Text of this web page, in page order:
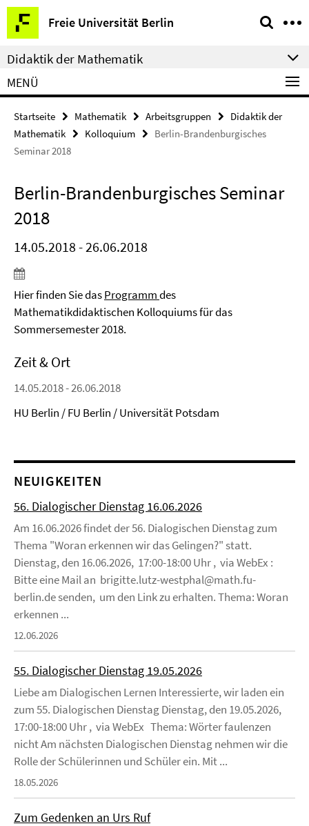
Springe
direkt
zu
Inhalt
Freie Universität Berlin
Service-
Navigation
Didaktik der Mathematik
MENÜ
Startseite Mathematik Arbeitsgruppen
Didaktik der
Mathematik
Kolloquium
Berlin-Brandenburgisches
Seminar 2018
Berlin-Brandenburgisches Seminar
2018
14.05.2018 - 26.06.2018
Hier finden Sie dasProgrammdes
Mathematikdidaktischen Kolloquiums für das
Sommersemester 2018.
Zeit & Ort
14.05.2018 - 26.06.2018
HU Berlin / FU Berlin / Universität Potsdam
NEUIGKEITEN
56. Dialogischer Dienstag 16.06.2026
Am 16.06.2026 findet der 56. Dialogischen Dienstag zum
Thema "Woran erkennen wir das Gelingen?" statt.
Dienstag, den 16.06.2026, 17:00-18:00 Uhr , via WebEx :
Bitte eine Mail an brigitte.lutz-westphal@math.fu-
berlin.de senden, um den Link zu erhalten. Thema: Woran
erkennen ...
12.06.2026
55. Dialogischer Dienstag 19.05.2026
Liebe am Dialogischen Lernen Interessierte, wir laden ein
zum 55. Dialogischen Dienstag Dienstag, den 19.05.2026,
17:00-18:00 Uhr , via WebEx Thema: Wörter faulenzen
nicht Am nächsten Dialogischen Dienstag nehmen wir die
Rolle der Schülerinnen und Schüler ein. Mit ...
18.05.2026
Zum Gedenken an Urs Ruf